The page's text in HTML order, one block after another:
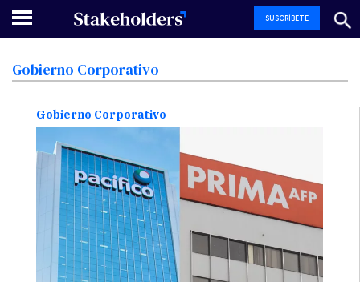
SUSCRÍBETE
Gobierno Corporativo
Gobierno Corporativo